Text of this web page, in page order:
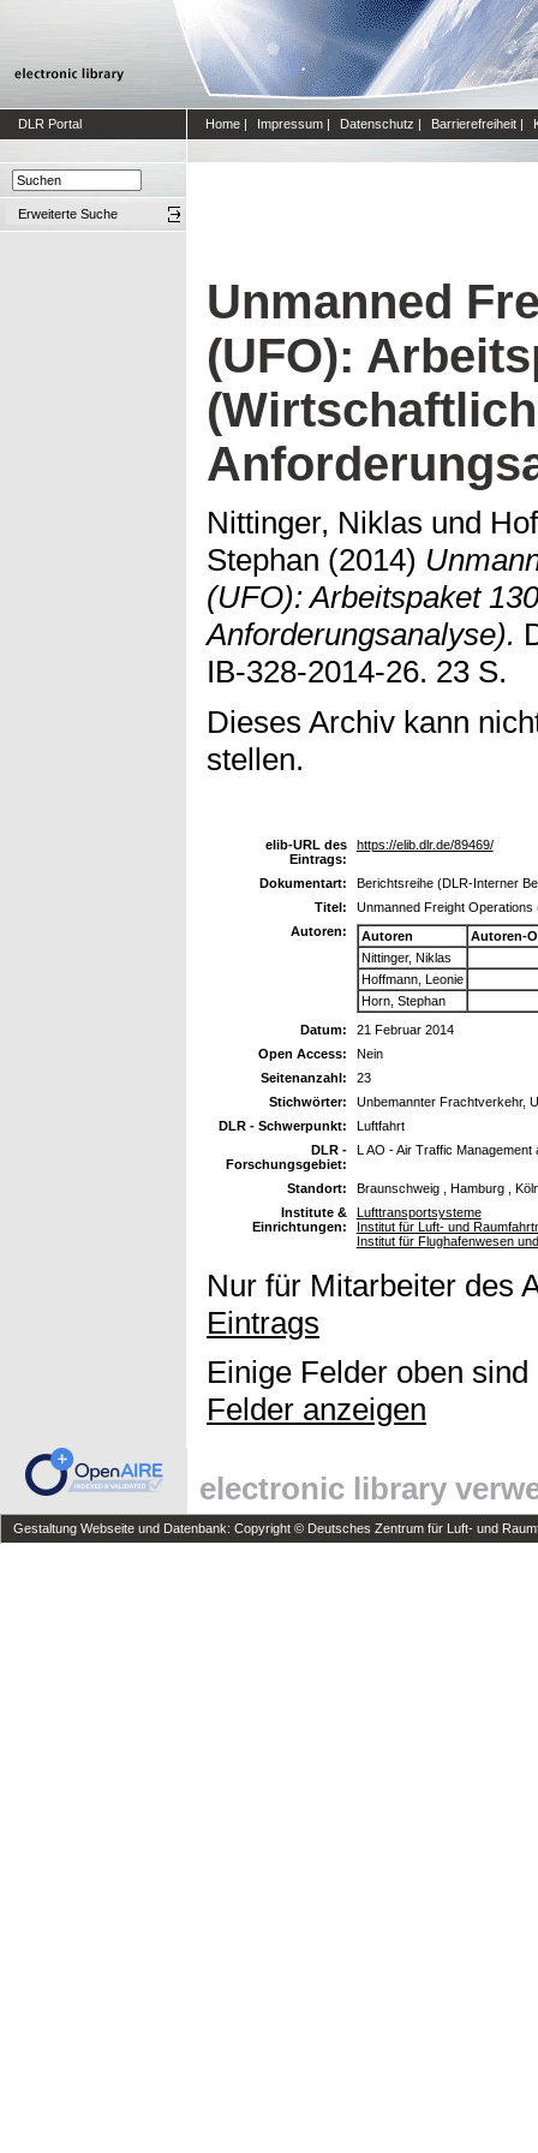
DLR Portal Home | Impressum | Datenschutz | Barrierefreiheit |
Erweiterte Suche
Unmanned
(UFO):
Nittinger, Niklas und
Stephan (2014)
(UFO): Arbeitspaket
Anforderungsanalyse).
IB-328-2014-26. 23 S.
Dieses Archiv kann
stellen.
elib-URL des
Eintrags:
https://elib.dlr.de/89469/
Dokumentart:
Berichtsreihe (DLR-Interner
Titel:
Unmanned Freight
Autoren:
Autoren
Autoren-
Nittinger, Niklas
Hoffmann, Leonie
Horn, Stephan
Datum:
21 Februar 2014
Open Access:
Nein
Seitenanzahl:
23
Stichwörter:
Unbemannter Frachtverkehr,
DLR - Schwerpunkt:
Luftfahrt
DLR -
Forschungsgebiet:
L AO - Air Traffic Management
Standort:
Braunschweig , Hamburg ,
Institute &
Einrichtungen:
Lufttransportsysteme
Institut für Luft- und
Institut für Flughafenwesen
Nur für Mitarbeiter des
Eintrags
Einige Felder oben
Felder anzeigen
electronic library
Gestaltung Webseite und Datenbank: Copyright © Deutsches Zentrum für Luft- und